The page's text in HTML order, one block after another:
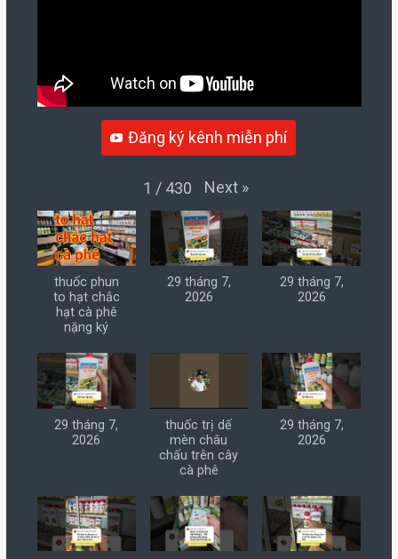
Đăng ký kênh miễn phí
1 / 430 Next »
thuốc phun
to hạt chắc
hạt cà phê
nặng ký
29 tháng 7,
2026
29 tháng 7,
2026
29 tháng 7,
2026
thuốc trị dế
mèn châu
chấu trên cây
cà phê
29 tháng 7,
2026